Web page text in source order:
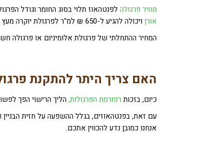
מחיר פרגולהלפנטהאוז תלוי בסוג החומר וגודל
אורןויכולה להגיע ל-650 ₪ למ"ר לפרגולת יוקרה מעץ גושני או רב-שכבתי איכותי.
המחיר ההתחלתי של פרגולת אלומיניום או פרגולה
האם צריך היתר להתקנת
כיום, בזכות רפורמת הפרגולות, הליך הרישוי הפך
עם זאת, בפנטהאוזים, בגלל ההשפעה על חזית
אנחנו כמובן נדע להכווין אתכם.